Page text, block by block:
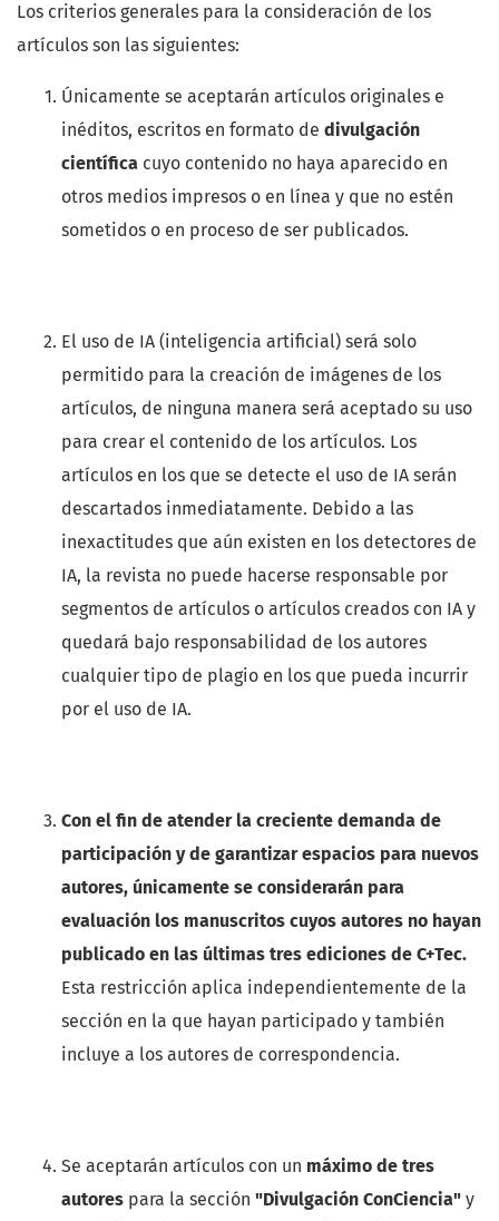
Los criterios generales para la consideración de los
artículos son las siguientes:
Únicamente se aceptarán artículos originales e
inéditos, escritos en formato de divulgación
científica cuyo contenido no haya aparecido en
otros medios impresos o en línea y que no estén
sometidos o en proceso de ser publicados.
El uso de IA (inteligencia artificial) será solo
permitido para la creación de imágenes de los
artículos, de ninguna manera será aceptado su uso
para crear el contenido de los artículos. Los
artículos en los que se detecte el uso de IA serán
descartados inmediatamente. Debido a las
inexactitudes que aún existen en los detectores de
IA, la revista no puede hacerse responsable por
segmentos de artículos o artículos creados con IA y
quedará bajo responsabilidad de los autores
cualquier tipo de plagio en los que pueda incurrir
por el uso de IA.
Con el fin de atender la creciente demanda de
participación y de garantizar espacios para nuevos
autores, únicamente se considerarán para
evaluación los manuscritos cuyos autores no hayan
publicado en las últimas tres ediciones de C+Tec.
Esta restricción aplica independientemente de la
sección en la que hayan participado y también
incluye a los autores de correspondencia.
Se aceptarán artículos con un máximo de tres
autores para la sección "Divulgación ConCiencia" y